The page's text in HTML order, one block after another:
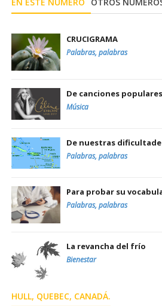
CRUCIGRAMA
Palabras, palabras
De canciones populares
Música
De nuestras
Palabras, palabras
Para probar su
Palabras, palabras
La revancha del frío
Bienestar
HULL, QUEBEC, CANADÁ.